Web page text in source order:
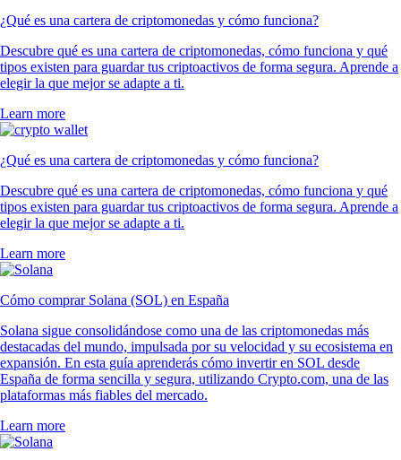
¿Qué es una cartera de criptomonedas y cómo funciona?
Descubre qué es una cartera de criptomonedas, cómo funciona y qué
tipos existen para guardar tus criptoactivos de forma segura. Aprende a
elegir la que mejor se adapte a ti.
Learn more
¿Qué es una cartera de criptomonedas y cómo funciona?
Descubre qué es una cartera de criptomonedas, cómo funciona y qué
tipos existen para guardar tus criptoactivos de forma segura. Aprende a
elegir la que mejor se adapte a ti.
Learn more
Cómo comprar Solana (SOL) en España
Solana sigue consolidándose como una de las criptomonedas más
destacadas del mundo, impulsada por su velocidad y su ecosistema en
expansión. En esta guía aprenderás cómo invertir en SOL desde
España de forma sencilla y segura, utilizando Crypto.com, una de las
plataformas más fiables del mercado.
Learn more